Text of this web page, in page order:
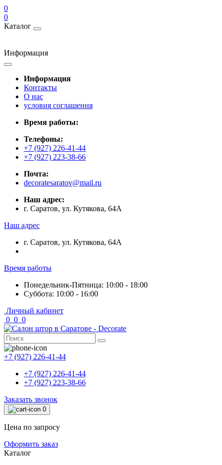
0
0
Каталог
Информация
Информация
Контакты
О нас
условия соглашения
Время работы:
Телефоны:
+7 (927) 226-41-44
+7 (927) 223-38-66
Почта:
decoratesaratov@mail.ru
Наш адрес:
г. Саратов, ул. Кутякова, 64А
Наш адрес
г. Саратов, ул. Кутякова, 64А
Время работы
Понедельник-Пятница: 10:00 - 18:00
Суббота: 10:00 - 16:00
Личный кабинет
0 0 0
+7 (927) 226-41-44
+7 (927) 226-41-44
+7 (927) 223-38-66
Заказать звонок
0
Цена по запросу
Оформить заказ
Каталог